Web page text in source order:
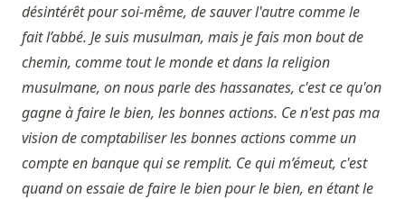
désintérêt pour soi-même, de sauver l'autre comme le
fait l’abbé. Je suis musulman, mais je fais mon bout de
chemin, comme tout le monde et dans la religion
musulmane, on nous parle des hassanates, c'est ce qu'on
gagne à faire le bien, les bonnes actions. Ce n'est pas ma
vision de comptabiliser les bonnes actions comme un
compte en banque qui se remplit. Ce qui m’émeut, c'est
quand on essaie de faire le bien pour le bien, en étant le